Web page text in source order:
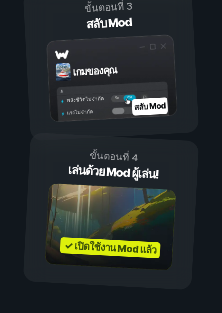
ขั้นตอนที่ 3
สลับ Mod
เกมของคุณ
เปิด
ปิด
พลังชีวิตไม่จำกัด
แรงไม่จำกัด สลับ Mod
ขั้นตอนที่ 4
เล่นด้วย Mod ผู้เล่น!
✓ เปิดใช้งาน Mod แล้ว